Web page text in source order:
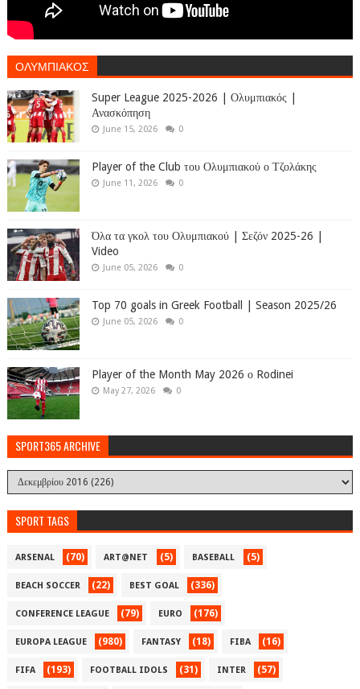
ΟΛΥΜΠΙΑΚΟΣ
Super League 2025-2026 | Ολυμπιακός |
Ανασκόπηση
June 15, 2026 0
Player of the Club του Ολυμπιακού ο Τζολάκης
June 11, 2026 0
Όλα τα γκολ του Ολυμπιακού | Σεζόν 2025-26 |
Video
June 05, 2026 0
Top 70 goals in Greek Football | Season 2025/26
June 05, 2026 0
Player of the Month May 2026 ο Rodinei
May 27, 2026 0
SPORT365 ARCHIVE
SPORT TAGS
ARSENAL (70) ART@NET (5) BASEBALL (5)
BEACH SOCCER (22) BEST GOAL (336)
CONFERENCE LEAGUE (79) EURO (176)
EUROPA LEAGUE (980) FANTASY (18) FIBA (16)
FIFA (193) FOOTBALL IDOLS (31) INTER (57)